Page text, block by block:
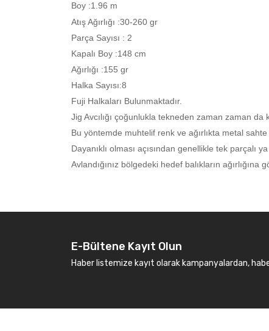
Boy :1.96 m
Atış Ağırlığı :30-260 gr
Parça Sayısı : 2
Kapalı Boy :148 cm
Ağırlığı :155 gr
Halka Sayısı:8
Fuji Halkaları Bulunmaktadır.
Jig Avcılığı çoğunlukla tekneden zaman zaman da
Bu yöntemde muhtelif renk ve ağırlıkta metal sahte
Dayanıklı olması açısından genellikle tek parçalı
Avlandığınız bölgedeki hedef balıkların ağırlığına
E-Bültene Kayıt Olun
Haber listemize kayıt olarak kampanyalardan,